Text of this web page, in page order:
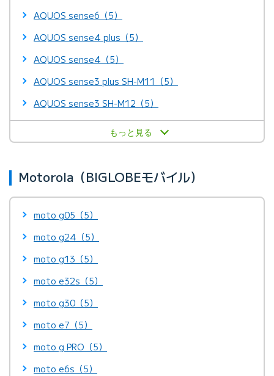
AQUOS sense6（5）
AQUOS sense4 plus（5）
AQUOS sense4（5）
AQUOS sense3 plus SH-M11（5）
AQUOS sense3 SH-M12（5）
もっと見る
Motorola（BIGLOBEモバイル）
moto g05（5）
moto g24（5）
moto g13（5）
moto e32s（5）
moto g30（5）
moto e7（5）
moto g PRO（5）
moto e6s（5）